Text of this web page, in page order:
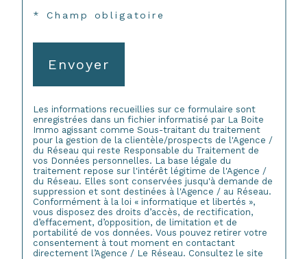
* Champ obligatoire
Envoyer
Les informations recueillies sur ce formulaire sont
enregistrées dans un fichier informatisé par La Boite
Immo agissant comme Sous-traitant du traitement
pour la gestion de la clientèle/prospects de l'Agence /
du Réseau qui reste Responsable du Traitement de
vos Données personnelles. La base légale du
traitement repose sur l'intérêt légitime de l'Agence /
du Réseau. Elles sont conservées jusqu'à demande de
suppression et sont destinées à l'Agence / au Réseau.
Conformément à la loi « informatique et libertés »,
vous disposez des droits d’accès, de rectification,
d’effacement, d’opposition, de limitation et de
portabilité de vos données. Vous pouvez retirer votre
consentement à tout moment en contactant
directement l’Agence / Le Réseau. Consultez le site